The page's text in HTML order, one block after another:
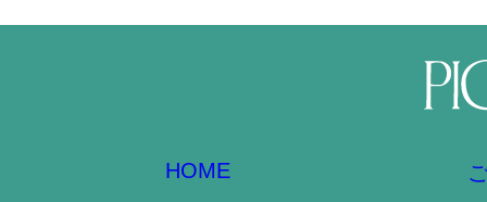
HOME